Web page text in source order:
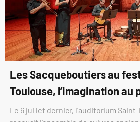
Les Sacqueboutiers au
Toulouse, l’imagination au
Le 6 juillet dernier, l’auditorium